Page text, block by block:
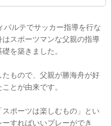
パルテでサッカー指導を行な
スポーツマンな父親の指導
を築きました。
もので、父親が勝海舟が好
とが由来です。
ポーツは楽しむもの」とい
すればいいプレーができ